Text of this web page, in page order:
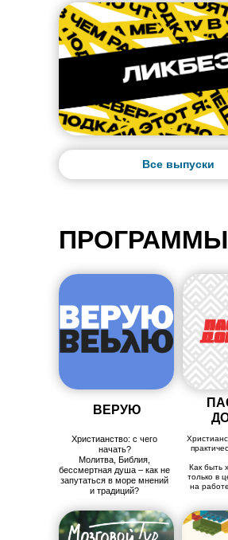
ПРОГРАММЫ
Христианство: с чего
начать?
Молитва, Библия,
бессмертная душа – как не
запутаться в море мнений
и традиций?
ВЕРУЮ
Как быть
только в
на
Все выпуски